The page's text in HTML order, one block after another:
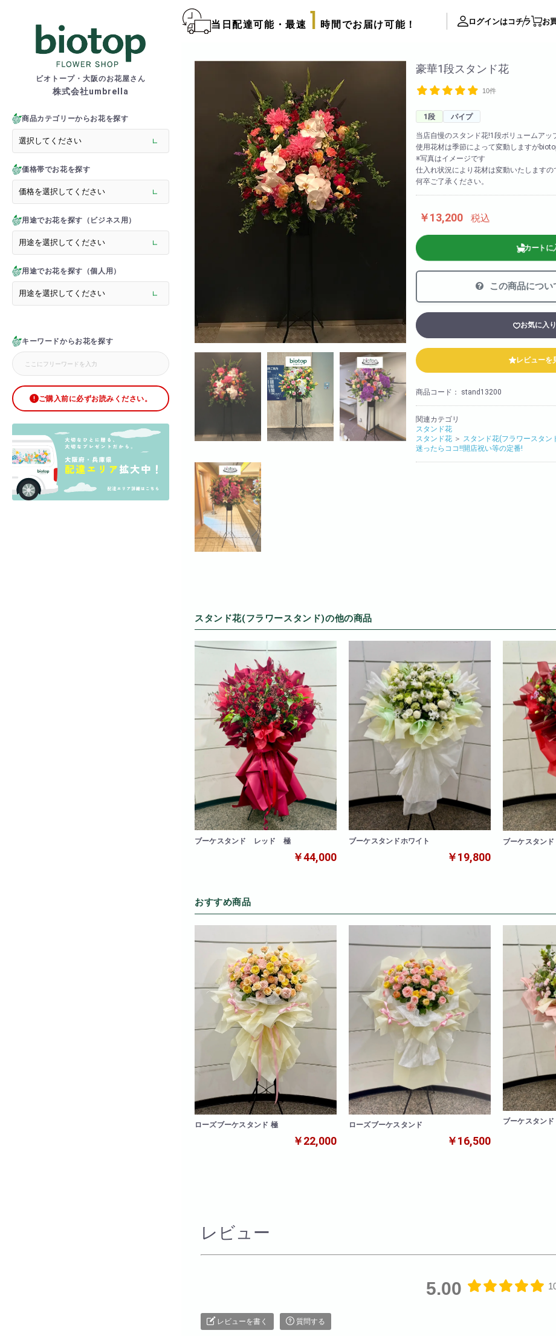
ビオトープ・大阪のお花屋さん
株式会社umbrella
商品カテゴリーからお花を探す
価格帯でお花を探す
用途でお花を探す（ビジネス用）
用途でお花を探す（個人用）
キーワードからお花を探す
ご購入前に必ずお読みください。
当日配達可能・最速 1 時間でお届け可能！ ログインはコチラ お
商品一覧カテゴリー
> フラワースタンド
> バルーンスタンド
> オーダーメイド
> フラワーアレンジメント
> バルーン＆ぬいぐるみアレンジメント
> 花束(フラワーブーケ)
> バルーン＆ぬいぐるみ花束
> オフィスグリーン特集
> サプライズ装飾・ホテル装飾
> バルーン装飾
> アーチ
> シャボンフラワー
> ブリザードフラワー
> ボックスフラワー
> 金額調整オプション
サプライズ装飾ギャラリー
推し活用推し花・フラスタ
口コミ・評判
FAX注文用紙
後払い決済申請用紙
配達可能エリア
スタッフブログ
biotopの沿革
採用情報
豪華1段スタンド花
10件
1段 パイプ
当店自慢のスタンド花!1段ボリュームア
使用花材は季節によって変動しますが
※写真はイメージです
仕入れ状況により花材は変動いたしますの
何卒ご了承ください。
￥13,200 税込
カートに
この商品につ
お気に入
レビューを
商品コード： stand13200
関連カテゴリ
スタンド花
スタンド花 ＞ スタンド花(フラワースタン
迷ったらココ!!開店祝い等の定番!
スタンド花(フラワースタンド)の他の商品
ブーケスタンド レッド 極
￥44,000
ブーケスタンドホワイト
￥19,800
ブーケスタン
おすすめ商品
ローズブーケスタンド 極
￥22,000
ローズブーケスタンド
￥16,500
ブーケスタンド
レビュー
5.00
レビューを書く 質問する